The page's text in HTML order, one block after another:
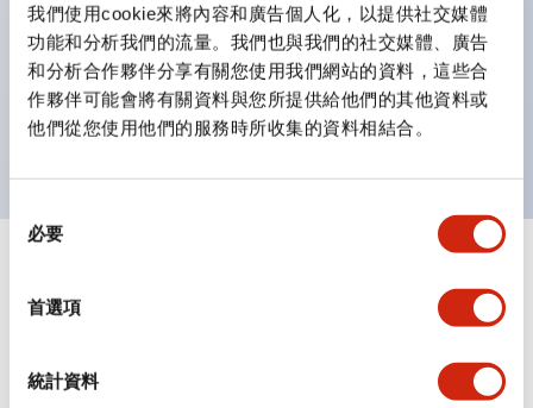
我們使用cookie來將內容和廣告個人化，以提供社交媒體
功能和分析我們的流量。我們也與我們的社交媒體、廣告
和分析合作夥伴分享有關您使用我們網站的資料，這些合
作夥伴可能會將有關資料與您所提供給他們的其他資料或
他們從您使用他們的服務時所收集的資料相結合。
必要
首選項
統計資料
支援色彩通用設計（CUD）：可清楚辨識正方平頭形指
示燈的亮燈/熄燈狀態，以及點燈時的顏色識別。
符合 ISO 3864-4 安全色規範：在危險或緊急狀況下，
顏色表現更明確鮮明，便於更多人識別。
環境規範